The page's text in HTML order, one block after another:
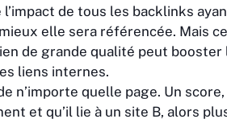
l’impact de tous les backlinks
elle sera référencée. Mais
de grande qualité peut
liens internes.
n’importe quelle page. Un
et qu’il lie à un site B, alors